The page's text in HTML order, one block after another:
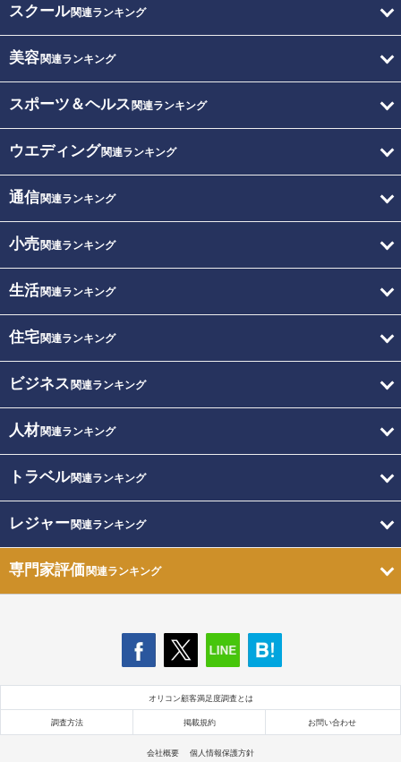
スクール関連ランキング
美容関連ランキング
スポーツ＆ヘルス 関連ランキング
ウエディング関連ランキング
通信関連ランキング
小売関連ランキング
生活関連ランキング
住宅関連ランキング
ビジネス 関連ランキング
人材関連ランキング
トラベル関連ランキング
レジャー関連ランキング
専門家評価関連ランキング
オリコン顧客満足度調査とは
調査方法 掲載規約 お問い合わせ
会社概要 個人情報保護方針